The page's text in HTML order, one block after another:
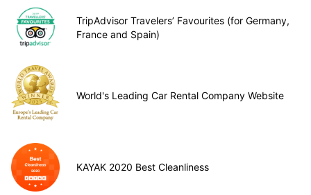
TripAdvisor Travelers’ Favourites (for Germany,
France and Spain)
World's Leading Car Rental Company Website
KAYAK 2020 Best Cleanliness